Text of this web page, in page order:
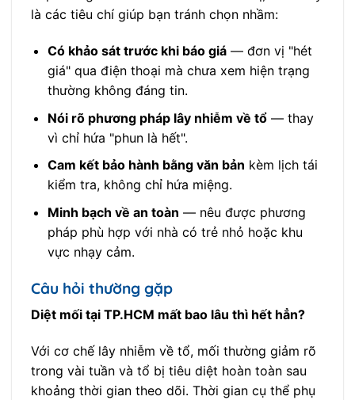
là các tiêu chí giúp bạn tránh chọn nhầm:
Có khảo sát trước khi báo giá— đơn vị "hét
giá" qua điện thoại mà chưa xem hiện trạng
thường không đáng tin.
Nói rõ phương pháp lây nhiễm về tổ— thay
vì chỉ hứa "phun là hết".
Cam kết bảo hành bằng văn bản kèm lịch tái
kiểm tra, không chỉ hứa miệng.
Minh bạch về an toàn — nêu được phương
pháp phù hợp với nhà có trẻ nhỏ hoặc khu
vực nhạy cảm.
Câu hỏi thường gặp
Diệt mối tại TP.HCM mất bao lâu thì hết hẳn?
Với cơ chế lây nhiễm về tổ, mối thường giảm rõ
trong vài tuần và tổ bị tiêu diệt hoàn toàn sau
khoảng thời gian theo dõi. Thời gian cụ thể phụ